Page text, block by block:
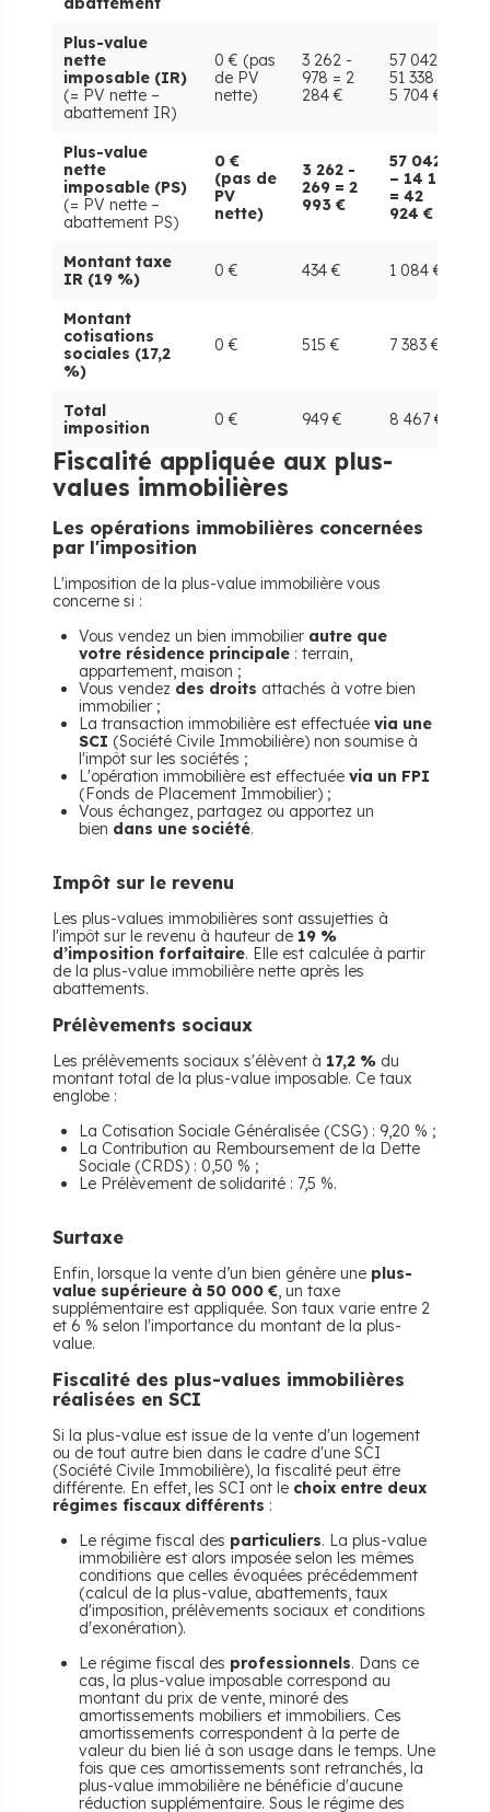
Plus-value
nette
imposable (IR)
(= PV nette –
abattement IR)
0 € (pas
de PV
nette)
3 262 -
978 = 2
284 €
57 042 –
51 338 =
5 704 €
Plus-value
nette
imposable (PS)
(= PV nette –
abattement PS)
0 €
(pas de
PV
nette)
3 262 -
269 = 2
993 €
57 042
– 14 118
= 42
924 €
Montant taxe
IR (19 %)
0 € 434 € 1 084 €
Montant
cotisations
sociales (17,2
%)
0 € 515 € 7 383 €
Total
imposition
0 € 949 € 8 467 €
​Fiscalité appliquée aux plus-
values immobilières
Les opérations immobilières concernées
par l'imposition
L'imposition de la plus-value immobilière vous
concerne si :
Vous vendez un bien immobilier autre que
votre résidence principale : terrain,
appartement, maison ;
Vous vendez des droits attachés à votre bien
immobilier ;
La transaction immobilière est effectuée via une
SCI (Société Civile Immobilière) non soumise à
l'impôt sur les sociétés ;
L'opération immobilière est effectuée via un FPI
(Fonds de Placement Immobilier) ;
Vous échangez, partagez ou apportez un
bien dans une société.
Impôt sur le revenu
Les plus-values immobilières sont assujetties à
l'impôt sur le revenu à hauteur de 19 %
d’imposition forfaitaire. Elle est calculée à partir
de la plus-value immobilière nette après les
abattements.
Prélèvements sociaux
Les prélèvements sociaux s'élèvent à 17,2 % du
montant total de la plus-value imposable. Ce taux
englobe :
La Cotisation Sociale Généralisée (CSG) : 9,20 % ;
La Contribution au Remboursement de la Dette
Sociale (CRDS) : 0,50 % ;
Le Prélèvement de solidarité : 7,5 %.
Surtaxe
Enfin, lorsque la vente d’un bien génère une plus-
value supérieure à 50 000 €, un taxe
supplémentaire est appliquée. Son taux varie entre 2
et 6 % selon l'importance du montant de la plus-
value.
Fiscalité des plus-values immobilières
réalisées en SCI
Si la plus-value est issue de la vente d'un logement
ou de tout autre bien dans le cadre d'une SCI
(Société Civile Immobilière), la fiscalité peut être
différente. En effet, les SCI ont le choix entre deux
régimes fiscaux différents :
Le régime fiscal des particuliers. La plus-value
immobilière est alors imposée selon les mêmes
conditions que celles évoquées précédemment
(calcul de la plus-value, abattements, taux
d'imposition, prélèvements sociaux et conditions
d'exonération).
Le régime fiscal des professionnels. Dans ce
cas, la plus-value imposable correspond au
montant du prix de vente, minoré des
amortissements mobiliers et immobiliers. Ces
amortissements correspondent à la perte de
valeur du bien lié à son usage dans le temps. Une
fois que ces amortissements sont retranchés, la
plus-value immobilière ne bénéficie d'aucune
réduction supplémentaire. Sous le régime des